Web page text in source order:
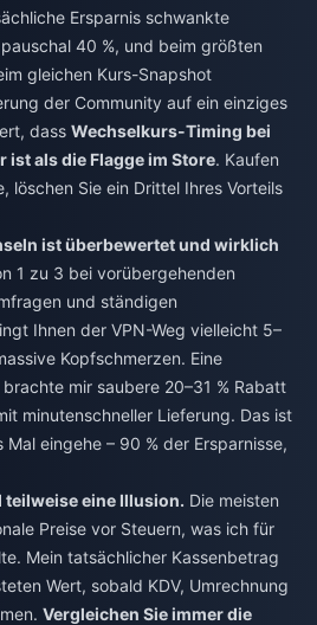
Ersparnis schwankte
40 %, und beim größten
gleichen Kurs-Snapshot
der Community auf ein einziges
dass Wechselkurs-Timing bei
als die Flagge im Store. Kaufen
löschen Sie ein Drittel Ihres Vorteils
ist überbewertet und wirklich
1 zu 3 bei vorübergehenden
und ständigen
Ihnen der VPN-Weg vielleicht 5–
Kopfschmerzen. Eine
mir saubere 20–31 % Rabatt
minutenschneller Lieferung. Das ist
eingehe – 90 % der Ersparnisse,
teilweise eine Illusion. Die meisten
Preise vor Steuern, was ich für
Mein tatsächlicher Kassenbetrag
Wert, sobald KDV, Umrechnung
Vergleichen Sie immer die